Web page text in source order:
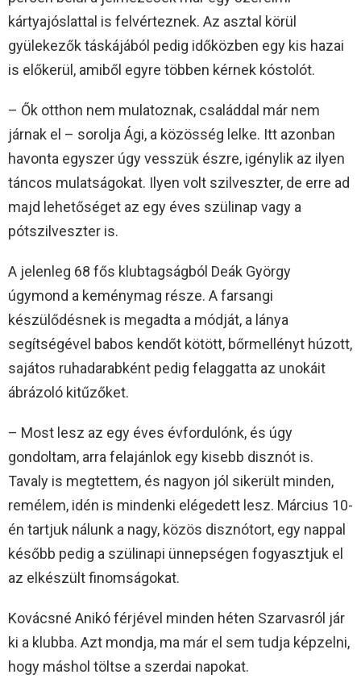
kártyajóslattal is felvérteznek. Az asztal körül
gyülekezők táskájából pedig időközben egy kis hazai
is előkerül, amiből egyre többen kérnek kóstolót.
– Ők otthon nem mulatoznak, családdal már nem
járnak el – sorolja Ági, a közösség lelke. Itt azonban
havonta egyszer úgy vesszük észre, igénylik az ilyen
táncos mulatságokat. Ilyen volt szilveszter, de erre ad
majd lehetőséget az egy éves szülinap vagy a
pótszilveszter is.
A jelenleg 68 fős klubtagságból Deák György
úgymond a keménymag része. A farsangi
készülődésnek is megadta a módját, a lánya
segítségével babos kendőt kötött, bőrmellényt húzott,
sajátos ruhadarabként pedig felaggatta az unokáit
ábrázoló kitűzőket.
– Most lesz az egy éves évfordulónk, és úgy
gondoltam, arra felajánlok egy kisebb disznót is.
Tavaly is megtettem, és nagyon jól sikerült minden,
remélem, idén is mindenki elégedett lesz. Március 10-
én tartjuk nálunk a nagy, közös disznótort, egy nappal
később pedig a szülinapi ünnepségen fogyasztjuk el
az elkészült finomságokat.
Kovácsné Anikó férjével minden héten Szarvasról jár
ki a klubba. Azt mondja, ma már el sem tudja képzelni,
hogy máshol töltse a szerdai napokat.